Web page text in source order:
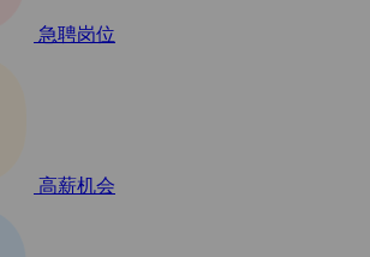
急聘岗位
高薪机会